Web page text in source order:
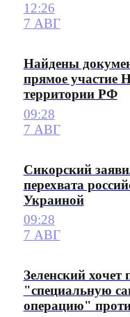
12:26
7 АВГ
Найдены
прямое участие
территории РФ
09:28
7 АВГ
Сикорский
перехвата
Украиной
09:28
7 АВГ
Зеленский хочет
"специальную
операцию"